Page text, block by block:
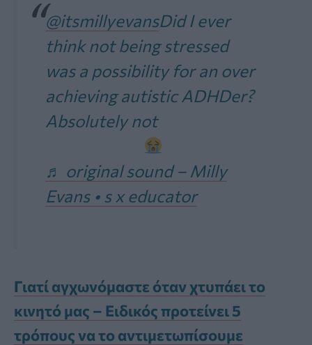
@itsmillyevansDid I ever
think not being stressed
was a possibility for an over
achieving autistic ADHDer?
Absolutely not
♬ original sound – Milly
Evans • s x educator
Γιατί αγχωνόμαστε όταν χτυπάει το
κινητό μας – Ειδικός προτείνει 5
τρόπους να το αντιμετωπίσουμε